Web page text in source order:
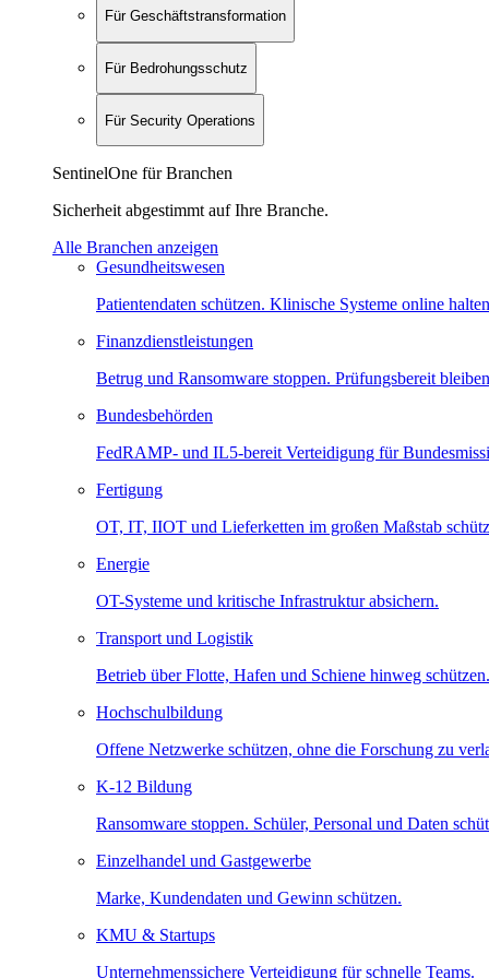
Für Geschäftstransformation
Für Bedrohungsschutz
Für Security Operations
SentinelOne für Branchen
Sicherheit abgestimmt auf Ihre Branche.
Alle Branchen anzeigen
Gesundheitswesen
Patientendaten schützen. Klinische Systeme online
Finanzdienstleistungen
Betrug und Ransomware stoppen. Prüfungsbereit
Bundesbehörden
FedRAMP- und IL5-bereit Verteidigung für
Fertigung
OT, IT, IIOT und Lieferketten im großen Maßstab
Energie
OT-Systeme und kritische Infrastruktur absichern.
Transport und Logistik
Betrieb über Flotte, Hafen und Schiene hinweg schützen.
Hochschulbildung
Offene Netzwerke schützen, ohne die Forschung zu
K-12 Bildung
Ransomware stoppen. Schüler, Personal und Daten
Einzelhandel und Gastgewerbe
Marke, Kundendaten und Gewinn schützen.
KMU & Startups
Unternehmenssichere Verteidigung für schnelle Teams.